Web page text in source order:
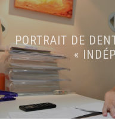
PORTRAIT DE
«